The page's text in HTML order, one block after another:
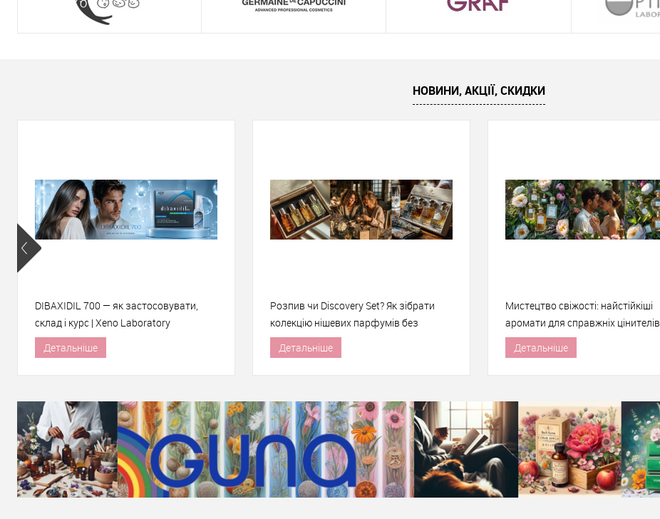
НОВИНИ, АКЦІЇ, СКИДКИ
DIBAXIDIL 700 — як застосовувати,
склад і курс | Xeno Laboratory
Детальніше
Розпив чи Discovery Set? Як зібрати
колекцію нішевих парфумів без
пластику та маркерів
Детальніше
Мистецтво свіжості: найстійкіші
аромати для справжніх цінителів
парфумерії
Детальніше